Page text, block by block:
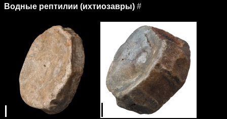
Водные рептилии (ихтиозавры) #